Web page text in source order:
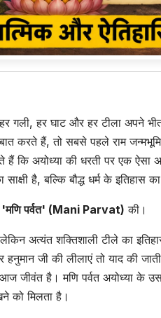
गली, हर घाट और हर टीला अपने
करते हैं, तो सबसे पहले राम
कि अयोध्या की धरती पर एक ऐसा
है, बल्कि बौद्ध धर्म के इतिहास
'मणि पर्वत' (Mani Parvat) की।
अत्यंत शक्तिशाली टीले का
हनुमान जी की लीलाएं तो याद की
जीवंत है। मणि पर्वत अयोध्या के
को मिलता है।